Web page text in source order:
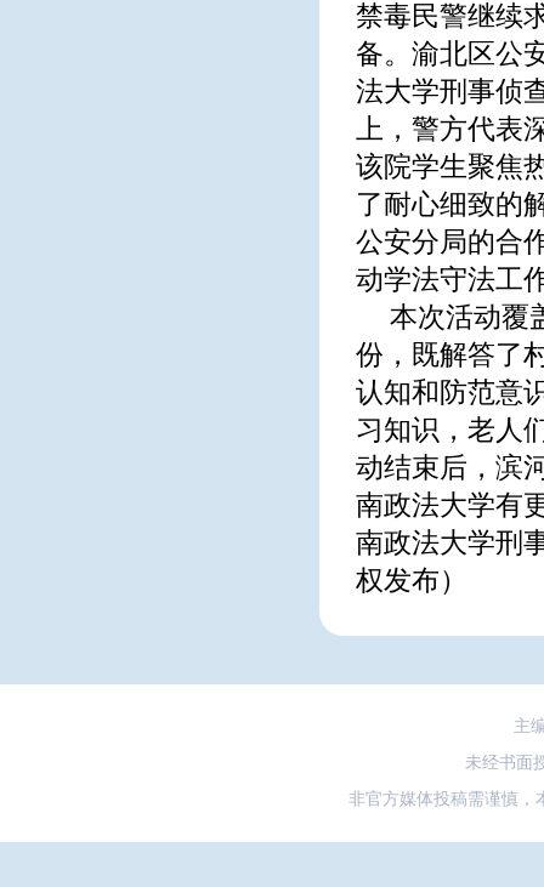
禁毒民警继续
备。渝北区公
法大学刑事侦
上，警方代表
该院学生聚焦
了耐心细致的
公安分局的合
动学法守法工
本次活动覆
份，既解答了
认知和防范意
习知识，老人
动结束后，滨
南政法大学有
南政法大学刑
权发布）
主
未经书面
非官方媒体投稿需谨慎，